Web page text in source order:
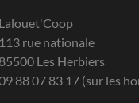
Lalouet'Coop
113 rue nationale
85500 Les Herbiers
88 07 83 17 (sur les